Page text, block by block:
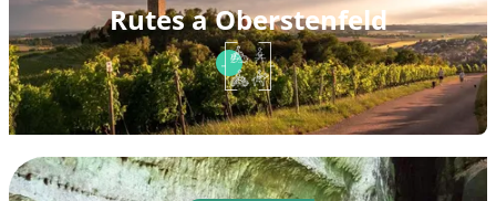
Rutes a Oberstenfeld